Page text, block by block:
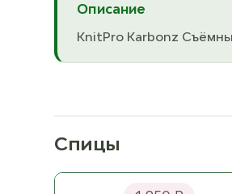
Описание
KnitPro Karbonz
Спицы
ChiaoGoo Forte Съёмные